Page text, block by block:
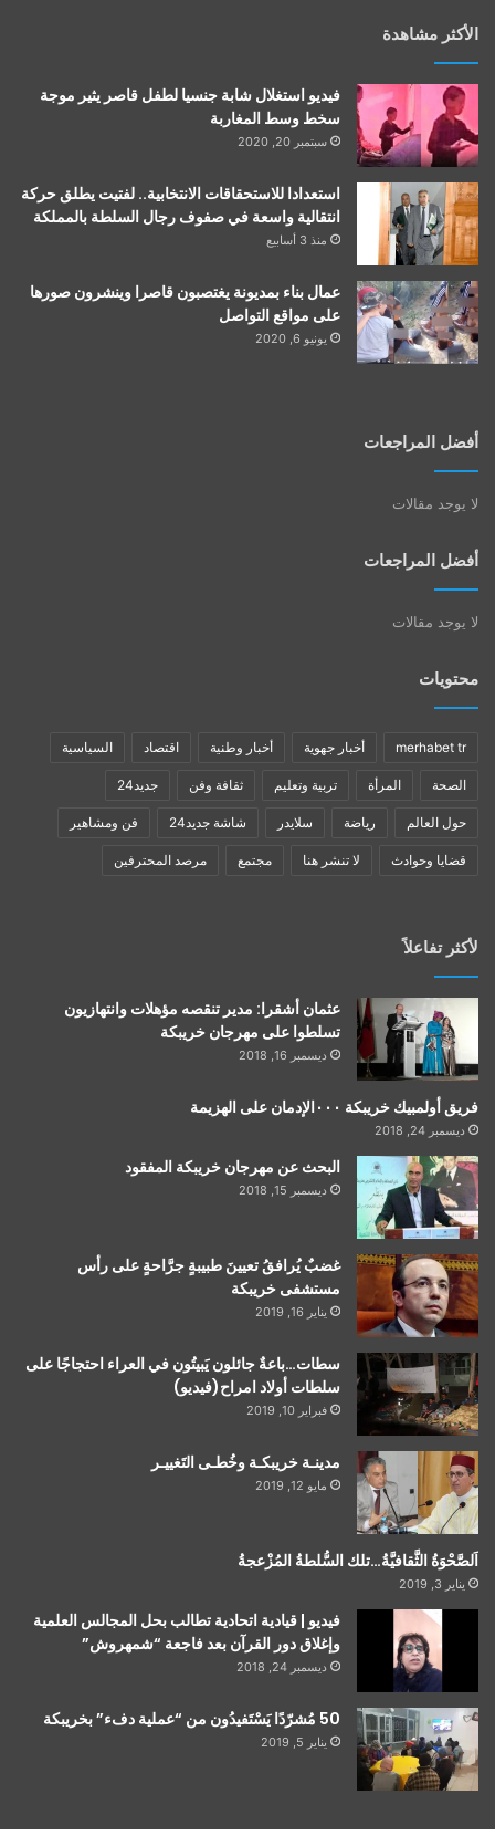
الأكثر مشاهدة
فيديو استغلال شابة جنسيا لطفل قاصر يثير موجة
سخط وسط المغاربة
سبتمبر 20, 2020
استعدادا للاستحقاقات الانتخابية.. لفتيت يطلق حركة
انتقالية واسعة في صفوف رجال السلطة بالمملكة
منذ 3 أسابيع
عمال بناء بمديونة يغتصبون قاصرا وينشرون صورها
على مواقع التواصل
يونيو 6, 2020
أفضل المراجعات
لا يوجد مقالات
أفضل المراجعات
لا يوجد مقالات
محتويات
merhabet tr أخبار جهوية أخبار وطنية اقتصاد السياسية
الصحة المرأة تربية وتعليم ثقافة وفن جديد24
حول العالم رياضة سلايدر شاشة جديد24 فن ومشاهير
قضايا وحوادث لا تنشر هنا مجتمع مرصد المحترفين
لأكثر تفاعلاً
عثمان أشقرا: مدير تنقصه مؤهلات وانتهازيون
تسلطوا على مهرجان خريبكة
ديسمبر 16, 2018
فريق أولمبيك خريبكة ٠٠٠الإدمان على الهزيمة
ديسمبر 24, 2018
البحث عن مهرجان خريبكة المفقود
ديسمبر 15, 2018
غضبٌ يُرافقُ تعيينَ طبيبةٍ جرَّاحةٍ على رأس
مستشفى خريبكة
يناير 16, 2019
سطات…باعةٌ جائلون يَبيتُون في العراء احتجاجًا على
سلطات أولاد امراح(فيديو)
فبراير 10, 2019
مدينـة خريبكـة وخُطـى التَغييـر
مايو 12, 2019
اَلصَّحْوَةُ الثَّقافيَّةُ…تلك السُّلطةُ المُزْعجةُ
يناير 3, 2019
فيديو | قيادية اتحادية تطالب بحل المجالس العلمية
وإغلاق دور القرآن بعد فاجعة “شمهروش”
ديسمبر 24, 2018
50 مُشرّدًا يَسْتَفيدُون من “عملية دفء” بخريبكة
يناير 5, 2019